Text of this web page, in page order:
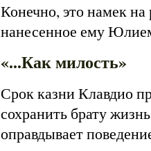
Конечно, это намек
нанесенное ему
«...Как милость»
Срок казни Клавдио
сохранить брату
оправдывает